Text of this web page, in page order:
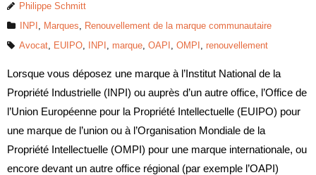
Philippe Schmitt
INPI , Marques, Renouvellement de la marque communautaire
Avocat, EUIPO, INPI , marque, OAPI , OMPI , renouvellement
Lorsque vous déposez une marque à l’Institut National de la
Propriété Industrielle (INPI) ou auprès d’un autre office, l’Office de
l’Union Européenne pour la Propriété Intellectuelle (EUIPO) pour
une marque de l’union ou à l’Organisation Mondiale de la
Propriété Intellectuelle (OMPI) pour une marque internationale, ou
encore devant un autre office régional (par exemple l’OAPI)